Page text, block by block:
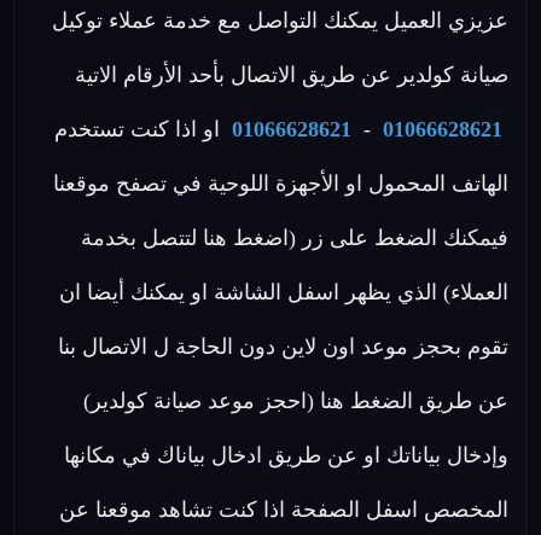
عزيزي العميل يمكنك التواصل مع خدمة عملاء توكيل
صيانة كولدير عن طريق الاتصال بأحد الأرقام الاتية
01066628621
-
01066628621 او اذا كنت تستخدم
الهاتف المحمول او الأجهزة اللوحية في تصفح موقعنا
فيمكنك الضغط على زر (اضغط هنا لتتصل بخدمة
العملاء) الذي يظهر اسفل الشاشة او يمكنك أيضا ان
تقوم بحجز موعد اون لاين دون الحاجة ل الاتصال بنا
عن طريق الضغط هنا (احجز موعد صيانة كولدير)
وإدخال بياناتك او عن طريق ادخال بياناك في مكانها
المخصص اسفل الصفحة اذا كنت تشاهد موقعنا عن